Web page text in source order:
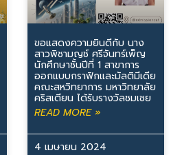
ขอแสดงความยินดีกับ นาง
สาวพิชามญช์ ศรีจันทร์เพ็ญ
นักศึกษาชั้นปีที่ 1 สาขาการ
ออกแบบกราฟิกและมัลติมีเดีย
คณะสหวิทยาการ มหาวิทยาลัย
คริสเตียน ได้รับรางวัลชมเชย
READ MORE »
4 เมษายน 2024